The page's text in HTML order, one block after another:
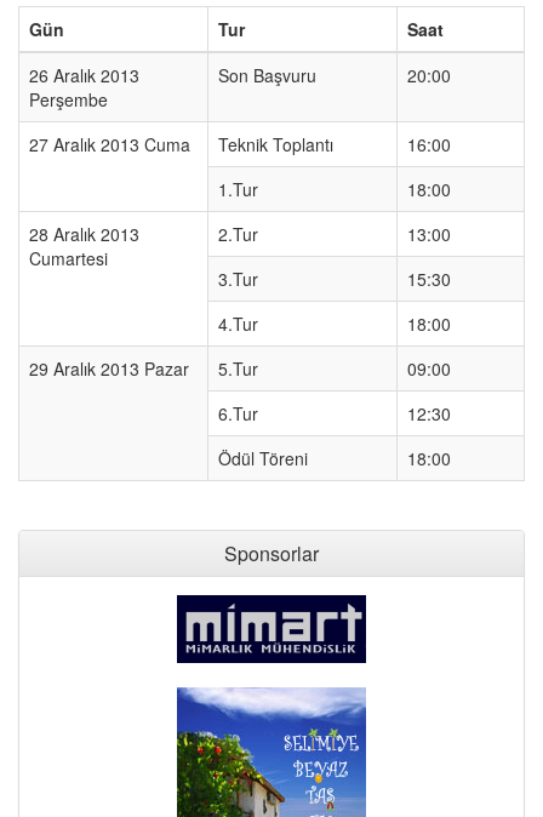
Gün Tur
Saat
26 Aralık 2013
Perşembe
Son Başvuru 20:00
27 Aralık 2013 Cuma Teknik Toplantı
16:00
1.Tur
18:00
28 Aralık 2013
Cumartesi
2.Tur
13:00
3.Tur
15:30
4.Tur
18:00
29 Aralık 2013 Pazar
5.Tur
09:00
6.Tur
12:30
Ödül Töreni
18:00
Sponsorlar